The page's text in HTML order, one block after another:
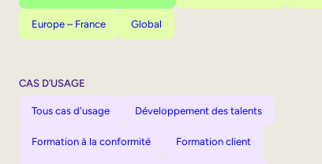
Europe – France Global
CAS D’USAGE
Tous cas d'usage Développement des talents
Formation à la conformité Formation client